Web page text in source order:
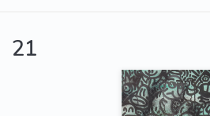
21